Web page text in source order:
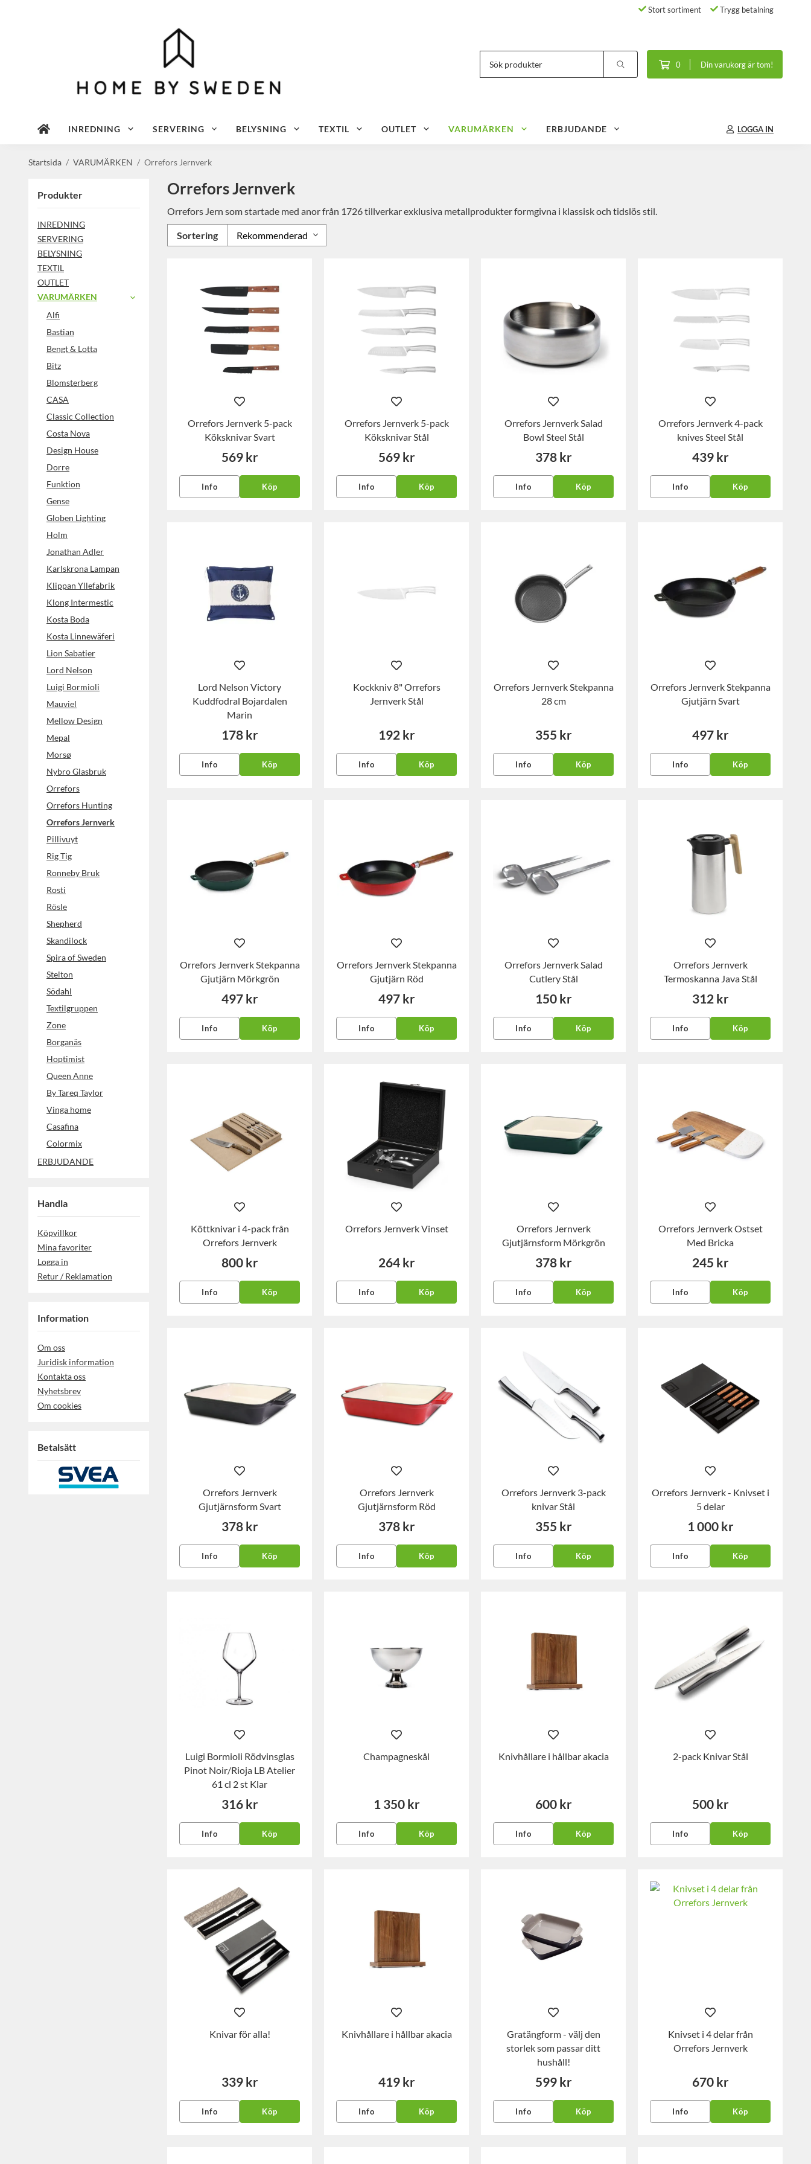
Stort sortiment Trygg betalning
0 Din varukorg är tom!
INREDNING SERVERING BELYSNING TEXTIL OUTLET VARUMÄRKEN ERBJUDANDE LOGGA IN
Startsida / VARUMÄRKEN / Orrefors Jernverk
Produkter
INREDNING
SERVERING
BELYSNING
TEXTIL
OUTLET
VARUMÄRKEN
Alfi
Bastian
Bengt & Lotta
Bitz
Blomsterberg
CASA
Classic Collection
Costa Nova
Design House
Dorre
Funktion
Gense
Globen Lighting
Holm
Jonathan Adler
Karlskrona Lampan
Klippan Yllefabrik
Klong Intermestic
Kosta Boda
Kosta Linnewäferi
Lion Sabatier
Lord Nelson
Luigi Bormioli
Mauviel
Mellow Design
Mepal
Morsø
Nybro Glasbruk
Orrefors
Orrefors Hunting
Orrefors Jernverk
Pillivuyt
Rig Tig
Ronneby Bruk
Rosti
Rösle
Shepherd
Skandilock
Spira of Sweden
Stelton
Södahl
Textilgruppen
Zone
Borganäs
Hoptimist
Queen Anne
By Tareq Taylor
Vinga home
Casafina
Colormix
ERBJUDANDE
Handla
Köpvillkor
Mina favoriter
Logga in
Retur / Reklamation
Information
Om oss
Juridisk information
Kontakta oss
Nyhetsbrev
Om cookies
Betalsätt
Orrefors Jernverk
Orrefors Jern som startade med anor från 1726 tillverkar exklusiva metallprodukter formgivna i klassisk och tidslös stil.
Sortering
Orrefors Jernverk 5-pack
Köksknivar Svart
569 kr
Info Köp
Orrefors Jernverk 5-pack
Köksknivar Stål
569 kr
Info Köp
Orrefors Jernverk Salad
Bowl Steel Stål
378 kr
Info Köp
Orrefors Jernverk 4-pack
knives Steel Stål
439 kr
Info Köp
Lord Nelson Victory
Kuddfodral Bojardalen
Marin
178 kr
Info Köp
Kockkniv 8" Orrefors
Jernverk Stål
192 kr
Info Köp
Orrefors Jernverk Stekpanna
28 cm
355 kr
Info Köp
Orrefors Jernverk Stekpanna
Gjutjärn Svart
497 kr
Info Köp
Orrefors Jernverk Stekpanna
Gjutjärn Mörkgrön
497 kr
Info Köp
Orrefors Jernverk Stekpanna
Gjutjärn Röd
497 kr
Info Köp
Orrefors Jernverk Salad
Cutlery Stål
150 kr
Info Köp
Orrefors Jernverk
Termoskanna Java Stål
312 kr
Info Köp
Köttknivar i 4-pack från
Orrefors Jernverk
800 kr
Info Köp
Orrefors Jernverk Vinset
264 kr
Info Köp
Orrefors Jernverk
Gjutjärnsform Mörkgrön
378 kr
Info Köp
Orrefors Jernverk Ostset
Med Bricka
245 kr
Info Köp
Orrefors Jernverk
Gjutjärnsform Svart
378 kr
Info Köp
Orrefors Jernverk
Gjutjärnsform Röd
378 kr
Info Köp
Orrefors Jernverk 3-pack
knivar Stål
355 kr
Info Köp
Orrefors Jernverk - Knivset i
5 delar
1 000 kr
Info Köp
Luigi Bormioli Rödvinsglas
Pinot Noir/Rioja LB Atelier
61 cl 2 st Klar
316 kr
Info Köp
Champagneskål
1 350 kr
Info Köp
Knivhållare i hållbar akacia
600 kr
Info Köp
2-pack Knivar Stål
500 kr
Info Köp
Knivar för alla!
339 kr
Info Köp
Knivhållare i hållbar akacia
419 kr
Info Köp
Gratängform - välj den
storlek som passar ditt
hushåll!
599 kr
Info Köp
Knivset i 4 delar från
Orrefors Jernverk
670 kr
Info Köp